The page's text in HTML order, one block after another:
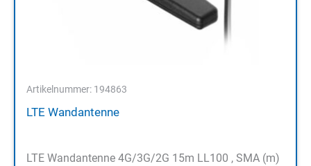
Artikelnummer: 194863
LTE Wandantenne
LTE Wandantenne 4G/3G/2G 15m LL100 , SMA (m)